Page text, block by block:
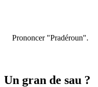
Prononcer "Pradéroun".
Un gran de sau ?